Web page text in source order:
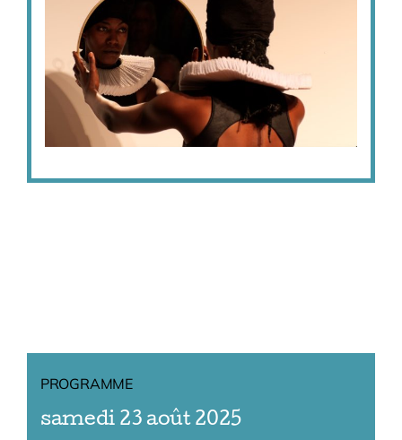
PROGRAMME
samedi 23 août 2025